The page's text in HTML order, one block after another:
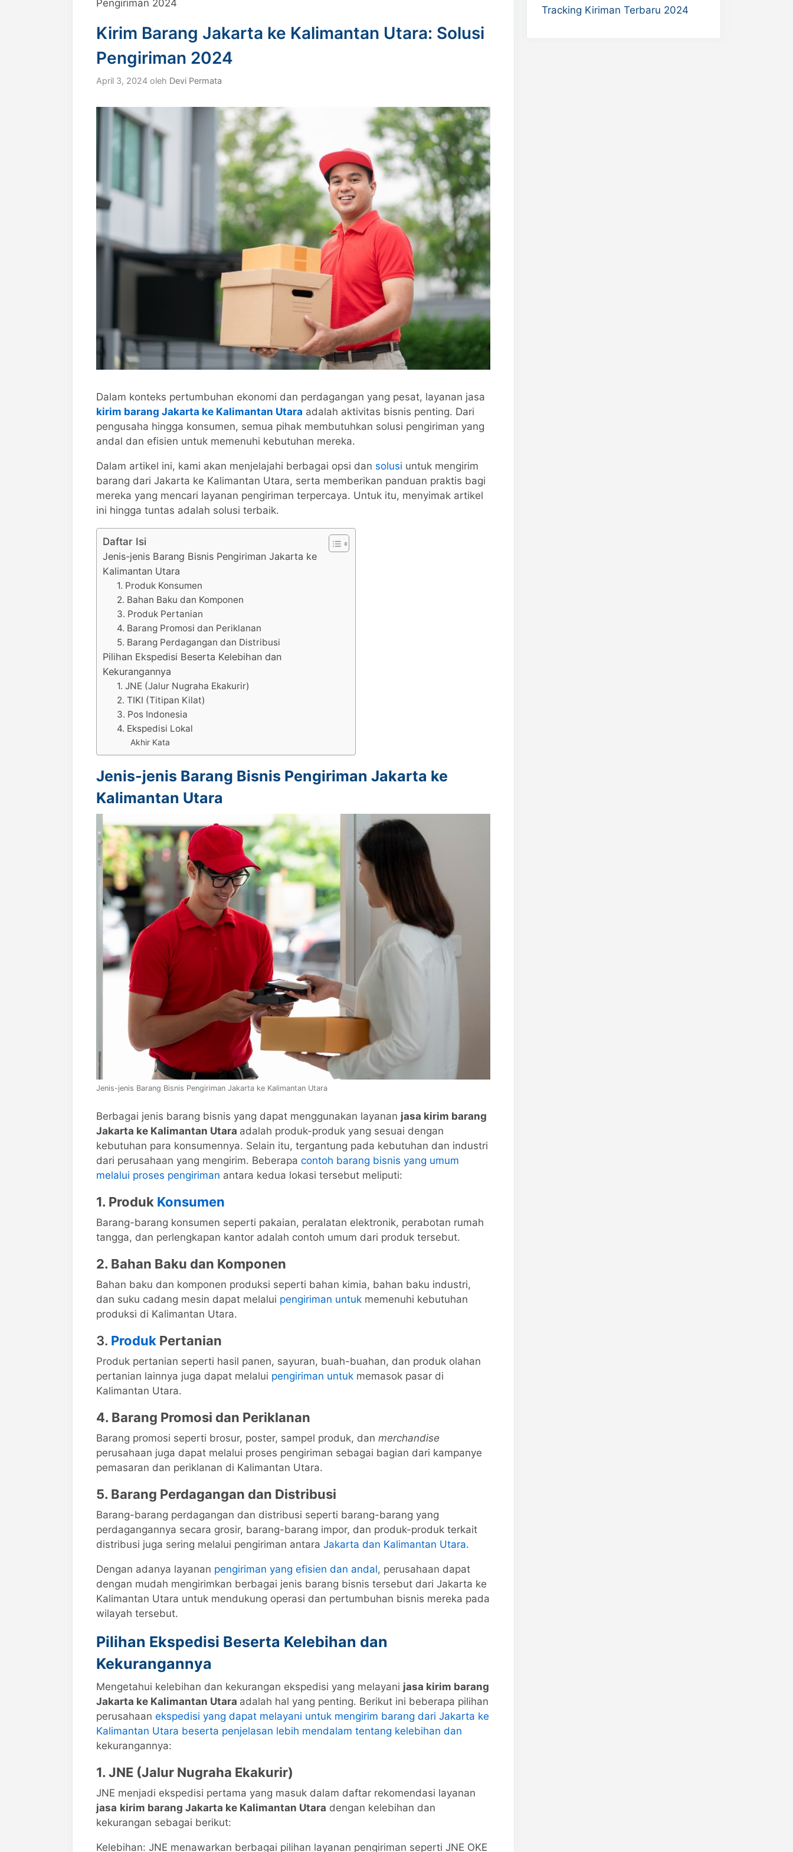
Pengiriman 2024
Kirim Barang Jakarta ke Kalimantan Utara: Solusi
Pengiriman 2024
April 3, 2024 oleh Devi Permata
Dalam konteks pertumbuhan ekonomi dan perdagangan yang pesat, layanan jasa
kirim barang Jakarta ke Kalimantan Utara adalah aktivitas bisnis penting. Dari
pengusaha hingga konsumen, semua pihak membutuhkan solusi pengiriman yang
andal dan efisien untuk memenuhi kebutuhan mereka.
Dalam artikel ini, kami akan menjelajahi berbagai opsi dan solusi untuk mengirim
barang dari Jakarta ke Kalimantan Utara, serta memberikan panduan praktis bagi
mereka yang mencari layanan pengiriman terpercaya. Untuk itu, menyimak artikel
ini hingga tuntas adalah solusi terbaik.
Daftar Isi
Jenis-jenis Barang Bisnis Pengiriman Jakarta ke
Kalimantan Utara
1. Produk Konsumen
2. Bahan Baku dan Komponen
3. Produk Pertanian
4. Barang Promosi dan Periklanan
5. Barang Perdagangan dan Distribusi
Pilihan Ekspedisi Beserta Kelebihan dan
Kekurangannya
1. JNE (Jalur Nugraha Ekakurir)
2. TIKI (Titipan Kilat)
3. Pos Indonesia
4. Ekspedisi Lokal
Akhir Kata
Jenis-jenis Barang Bisnis Pengiriman Jakarta ke
Kalimantan Utara
Jenis-jenis Barang Bisnis Pengiriman Jakarta ke Kalimantan Utara
Berbagai jenis barang bisnis yang dapat menggunakan layanan jasa kirim barang
Jakarta ke Kalimantan Utara adalah produk-produk yang sesuai dengan
kebutuhan para konsumennya. Selain itu, tergantung pada kebutuhan dan industri
dari perusahaan yang mengirim. Beberapa contoh barang bisnis yang umum
melalui proses pengiriman antara kedua lokasi tersebut meliputi:
1. Produk Konsumen
Barang-barang konsumen seperti pakaian, peralatan elektronik, perabotan rumah
tangga, dan perlengkapan kantor adalah contoh umum dari produk tersebut.
2. Bahan Baku dan Komponen
Bahan baku dan komponen produksi seperti bahan kimia, bahan baku industri,
dan suku cadang mesin dapat melalui pengiriman untuk memenuhi kebutuhan
produksi di Kalimantan Utara.
3. Produk Pertanian
Produk pertanian seperti hasil panen, sayuran, buah-buahan, dan produk olahan
pertanian lainnya juga dapat melalui pengiriman untuk memasok pasar di
Kalimantan Utara.
4. Barang Promosi dan Periklanan
Barang promosi seperti brosur, poster, sampel produk, dan merchandise
perusahaan juga dapat melalui proses pengiriman sebagai bagian dari kampanye
pemasaran dan periklanan di Kalimantan Utara.
5. Barang Perdagangan dan Distribusi
Barang-barang perdagangan dan distribusi seperti barang-barang yang
perdagangannya secara grosir, barang-barang impor, dan produk-produk terkait
distribusi juga sering melalui pengiriman antara Jakarta dan Kalimantan Utara.
Dengan adanya layanan pengiriman yang efisien dan andal, perusahaan dapat
dengan mudah mengirimkan berbagai jenis barang bisnis tersebut dari Jakarta ke
Kalimantan Utara untuk mendukung operasi dan pertumbuhan bisnis mereka pada
wilayah tersebut.
Pilihan Ekspedisi Beserta Kelebihan dan
Kekurangannya
Mengetahui kelebihan dan kekurangan ekspedisi yang melayani jasa kirim barang
Jakarta ke Kalimantan Utara adalah hal yang penting. Berikut ini beberapa pilihan
perusahaan ekspedisi yang dapat melayani untuk mengirim barang dari Jakarta ke
Kalimantan Utara beserta penjelasan lebih mendalam tentang kelebihan dan
kekurangannya:
1. JNE (Jalur Nugraha Ekakurir)
JNE menjadi ekspedisi pertama yang masuk dalam daftar rekomendasi layanan
jasa kirim barang Jakarta ke Kalimantan Utara dengan kelebihan dan
kekurangan sebagai berikut:
Kelebihan: JNE menawarkan berbagai pilihan layanan pengiriman seperti JNE OKE
Tracking Kiriman Terbaru 2024